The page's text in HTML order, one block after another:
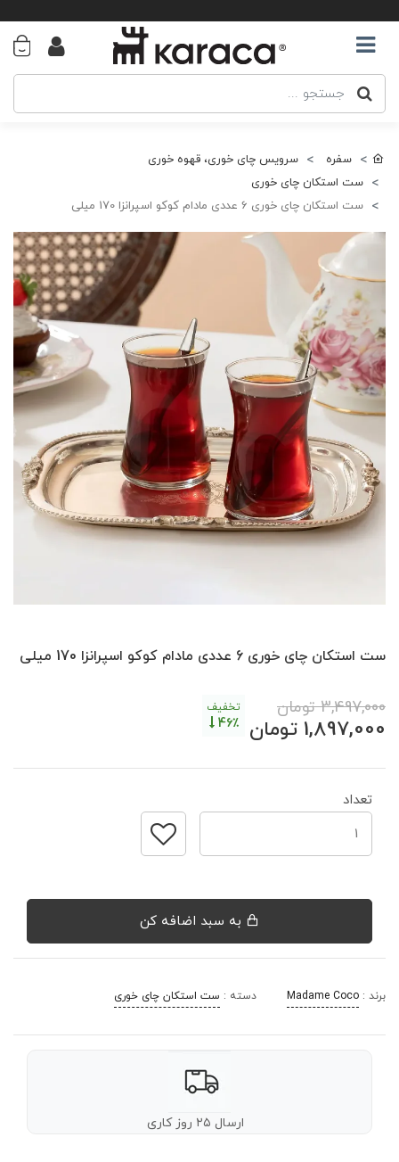
سفره
سرویس چای خوری، قهوه خوری
ست استکان چای خوری
ست استکان چای خوری 6 عددی مادام کوکو اسپرانزا 170 میلی
ست استکان چای خوری 6 عددی مادام کوکو اسپرانزا 170 میلی
3,497,000 تومان
1,897,000 تومان
تخفیف
46٪
تعداد
برند : Madame Coco دسته : ست استکان چای خوری
ارسال ۲۵ روز کاری